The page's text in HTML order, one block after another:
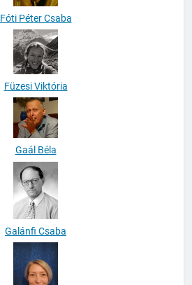
Fóti Péter Csaba
Füzesi Viktória
Gaál Béla
Galánfi Csaba